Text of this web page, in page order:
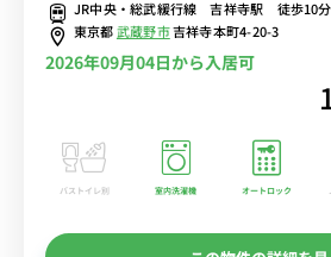
JR中央・総武緩行線 吉祥寺駅 徒歩10分
東京都武蔵野市吉祥寺本町4-20-3
2026年09月04日から入居可
バストイレ別 室内洗濯機 オートロック